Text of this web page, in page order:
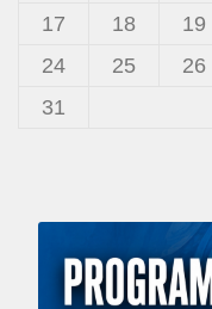
17
18 19
24
25 26
31